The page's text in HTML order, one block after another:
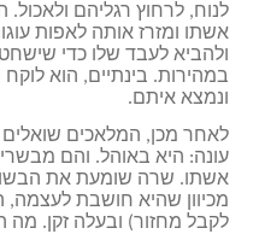
לנוח, לרחוץ רגליהם
אשתו ומזרז אותה לאפות
ולהביא לעבד שלו כדי שישחט
במהירות. בינתיים, הוא
ונמצא איתם.
לאחר מכן, המלאכים
עונה: היא באוהל. והם
אשתו. שרה שומעת את
מכיוון שהיא חושבת
לקבל מחזור) ובעלה זקן. מה